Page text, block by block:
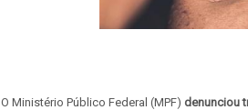
O Ministério Público Federal (MPF) denunciou